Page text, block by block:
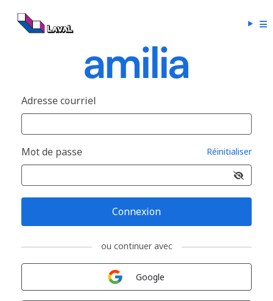
Adresse courriel
Mot de passe Réinitialiser
Connexion
ou continuer avec
Google